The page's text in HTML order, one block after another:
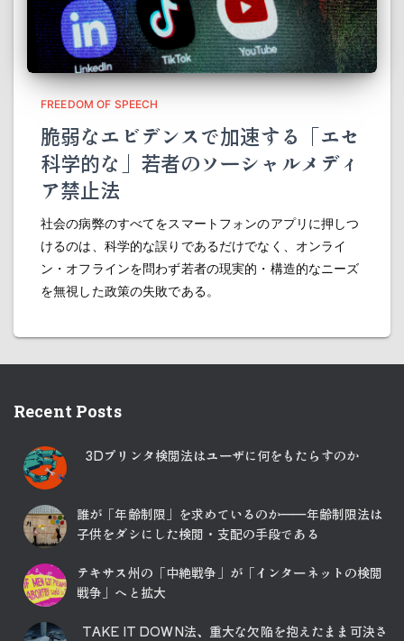
FREEDOM OF SPEECH
脆弱なエビデンスで加速する「エセ
科学的な」若者のソーシャルメディ
ア禁止法
社会の病弊のすべてをスマートフォンのアプリに押しつ
けるのは、科学的な誤りであるだけでなく、オンライ
ン・オフラインを問わず若者の現実的・構造的なニーズ
を無視した政策の失敗である。
Recent Posts
3Dプリンタ検閲法はユーザに何をもたらすのか
誰が「年齢制限」を求めているのか――年齢制限法は
子供をダシにした検閲・支配の手段である
テキサス州の「中絶戦争」が「インターネットの検閲
戦争」へと拡大
TAKE IT DOWN法、重大な欠陥を抱えたまま可決さ